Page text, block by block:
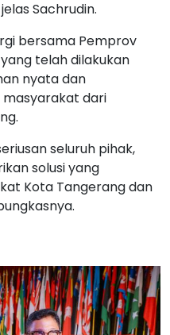
Sachrudin.
bersama Pemprov
telah dilakukan
nyata dan
dari
seluruh pihak,
solusi yang
Kota Tangerang dan